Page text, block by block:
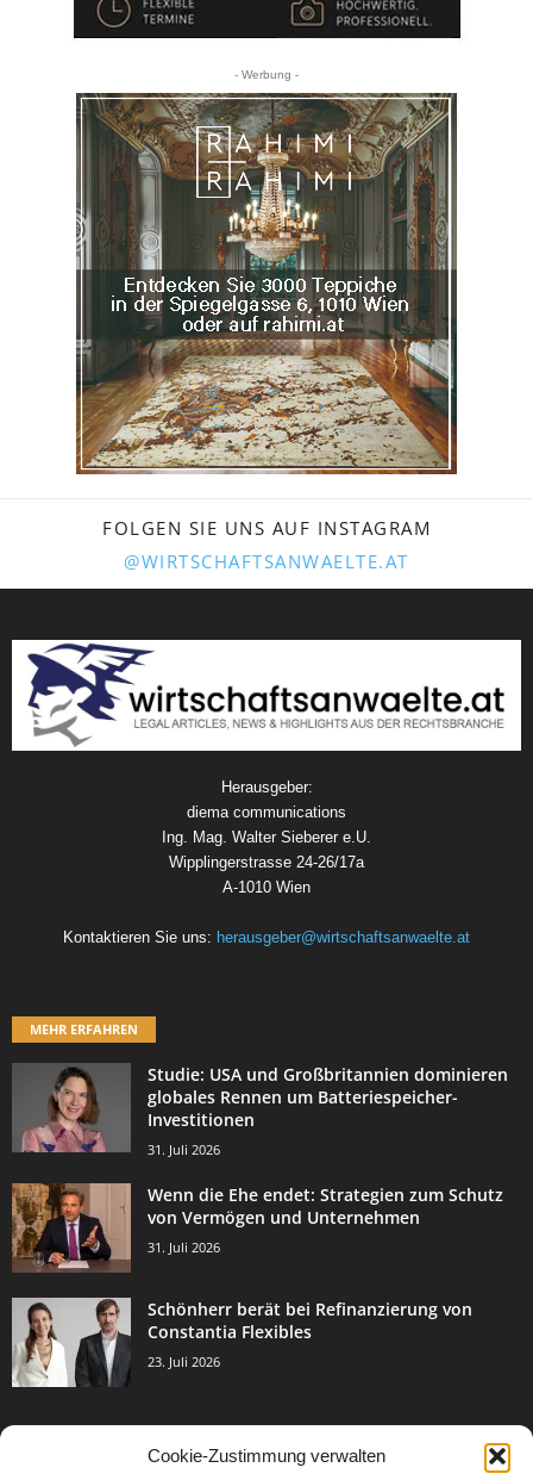
Cookie-Zustimmung verwalten
- Werbung -
FOLGEN SIE UNS AUF INSTAGRAM
@WIRTSCHAFTSANWAELTE.AT
Herausgeber:
diema communications
Ing. Mag. Walter Sieberer e.U.
Wipplingerstrasse 24-26/17a
A-1010 Wien
Kontaktieren Sie uns: herausgeber@wirtschaftsanwaelte.at
MEHR ERFAHREN
Studie: USA und Großbritannien dominieren
globales Rennen um Batteriespeicher-
Investitionen
31. Juli 2026
Wenn die Ehe endet: Strategien zum Schutz
von Vermögen und Unternehmen
31. Juli 2026
Schönherr berät bei Refinanzierung von
Constantia Flexibles
23. Juli 2026